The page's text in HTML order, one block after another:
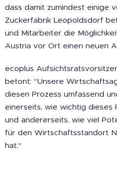
dass damit zumindest einige
Zuckerfabrik Leopoldsdorf
und Mitarbeiter die
Austria vor Ort einen neuen
ecoplus
betont: "Unsere
diesen Prozess umfassend
einerseits, wie wichtig dieses
und andererseits, wie viel
für den Wirtschaftsstandort
hat."